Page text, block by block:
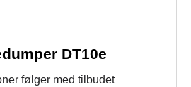
DT10e
følger med tilbudet